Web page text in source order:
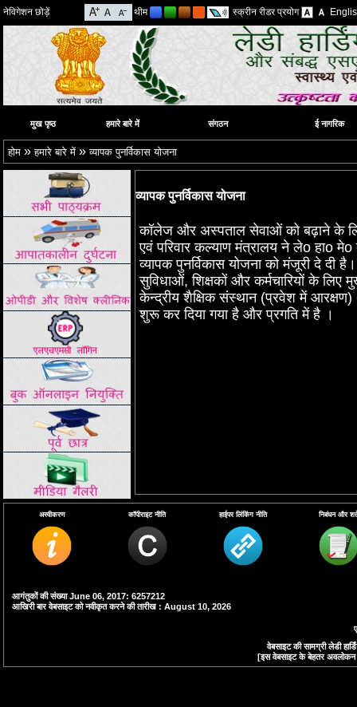
नेविगेशन छोड़ें थीम स्क्रीन रीडर प्रयोग
मुख पृष्ठ हमारे बारे में संगठन ई नागरिक
होम »हमारे बारे में »व्यापक पुनर्विकास योजना
व्यापक पुनर्विकास योजना
कॉलेज और अस्पताल सेवाओं को बढ़ाने के
एवं परिवार कल्याण मंत्रालय ने लेo हाo
व्यापक पुनर्विकास योजना को मंजूरी दे दी
सुविधाओं, शिक्षकों और कर्मचारियों के लिए
केन्द्रीय शैक्षिक संस्थान (प्रवेश में
शुरू कर दिया गया है और प्रगति में है ।
अस्वीकरण कॉपीराइट नीति हाईपर लिंकिंग नीति निबंधन और
आगंतुकों की संख्या June 06, 2017: 6257212
आखिरी बार वेबसाइट को नवीकृत करने की तारीख : August 10, 2026
वेबसाइट की सामग्री लेडी
[इस वेबसाइट के बेहतर